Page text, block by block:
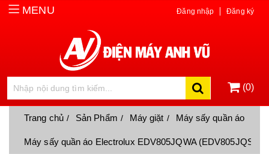
MENU Đăng nhập Đăng ký
(0)
Trang chủ Sản Phẩm Máy giặt Máy sấy quần áo
Máy sấy quần áo Electrolux EDV805JQWA (EDV805JQSA)